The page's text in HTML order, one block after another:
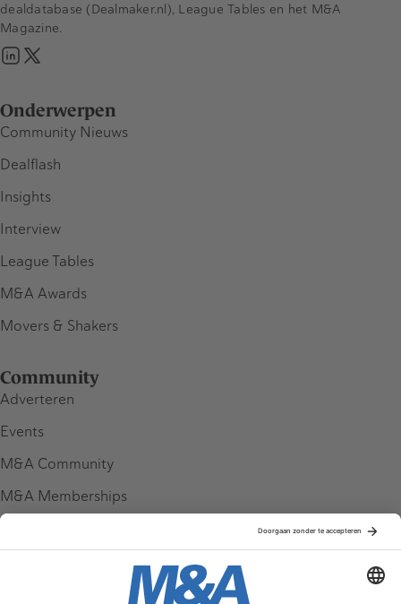
Onderwerpen
Community Nieuws
Dealflash
Insights
Interview
League Tables
M&A Awards
Movers & Shakers
Community
Adverteren
Events
M&A Community
M&A Memberships
dealdatabase (Dealmaker.nl), League Tables en het M&A
Magazine.